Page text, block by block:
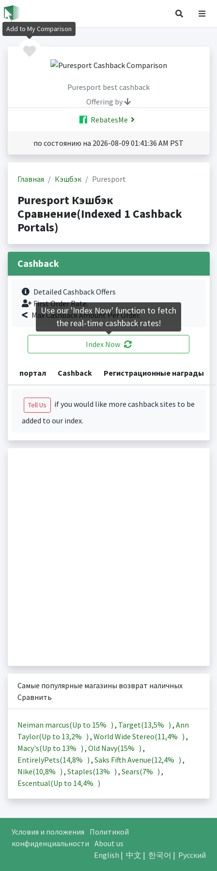
Puresport best cashback
Offering by
RebatesMe
по состоянию на 2026-08-09 01:41:36 AM PST
Главная Кэшбэк Puresport
Puresport Кэшбэк
Сравнение(Indexed 1 Cashback
Portals)
Cashback
Detailed Cashback Offers
First Order Rate.
Max Cashback Amount Per Order.
Index Now
портал Cashback Регистрационные награды
Tell Us
if you would like more cashback sites to be
added to our index.
Самые популярные магазины возврат наличных
Сравнить
Neiman marcus(Up to 15% ) , Target(13,5% ) , Ann
Taylor(Up to 13,2% ) , World Wide Stereo(11,4% ) ,
Macy's(Up to 13% ) , Old Navy(15% ) ,
EntirelyPets(14,8% ) , Saks Fifth Avenue(12,4% ) ,
Nike(10,8% ) , Staples(13% ) , Sears(7% ) ,
Escentual(Up to 14,4% )
Условия и положения
Политикой
конфиденциальности About us
English | 中文 | 한국어 | Русский
Add to My Comparison
Use our 'Index Now' function to fetch
the real-time cashback rates!